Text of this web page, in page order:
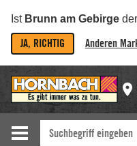
Ist Brunn am Gebirge
JA, RICHTIG Anderen